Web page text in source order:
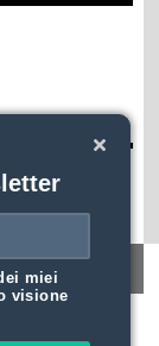
miei
visione